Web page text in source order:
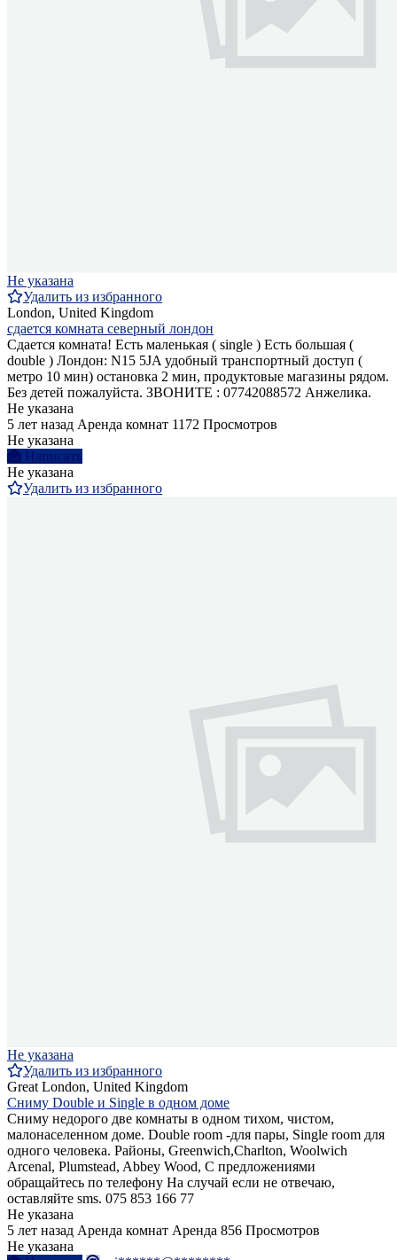
Не указана
Удалить из избранного
London, United Kingdom
сдается комната северный лондон
Сдается комната! Есть маленькая ( single ) Есть большая (
double ) Лондон: N15 5JA удобный транспортный доступ (
метро 10 мин) остановка 2 мин, продуктовые магазины рядом.
Без детей пожалуйста. ЗВОНИТЕ : 07742088572 Анжелика.
Не указана
5 лет назад Аренда комнат 1172 Просмотров
Не указана
Написать
Не указана
Удалить из избранного
Не указана
Удалить из избранного
Great London, United Kingdom
Сниму Double и Single в одном доме
Сниму недорого две комнаты в одном тихом, чистом,
малонаселенном доме. Double room -для пары, Single room для
одного человека. Районы, Greenwich,Charlton, Woolwich
Arcenal, Plumstead, Abbey Wood, С предложениями
обращайтесь по телефону На случай если не отвечаю,
оставляйте sms. 075 853 166 77
Не указана
5 лет назад Аренда комнат Аренда 856 Просмотров
Не указана